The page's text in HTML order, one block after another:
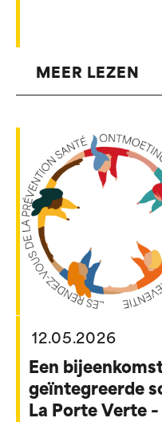
MEER LEZEN
12.05.2026
Een
geïntegreerde
La Porte Verte